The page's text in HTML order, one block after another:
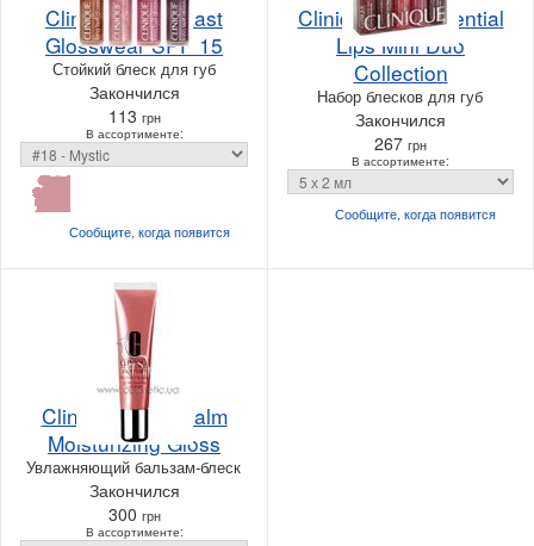
Clinique Long Last
Glosswear SPF 15
Стойкий блеск для губ
Закончился
113 грн
В ассортименте:
Сообщите, когдапоявится
Clinique Full Potential
Lips Mini Duo
Collection
Набор блесков для губ
Закончился
267 грн
В ассортименте:
Сообщите, когдапоявится
Clinique Superbalm
Moisturizing Gloss
Увлажняющий бальзам-блеск
Закончился
300 грн
В ассортименте: